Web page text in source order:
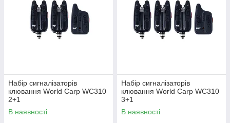
Набір сигналізаторів
клювання World Carp WC310
2+1
В наявності
Набір сигналізаторів
клювання World Carp WC310
3+1
В наявності